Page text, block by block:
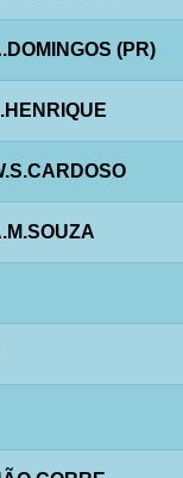
(PR)